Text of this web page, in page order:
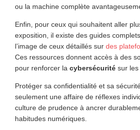
ou la machine complète
Enfin, pour ceux qui souhaitent aller
exposition, il existe des guides
l’image de ceux détaillés sur des
Ces ressources donnent accès à des
pour renforcer la cybersécurité sur les
Protéger sa confidentialité et sa
seulement une affaire de réflexes
culture de prudence à ancrer
habitudes numériques.